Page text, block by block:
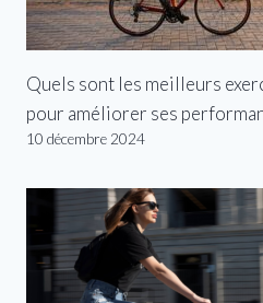
Quels sont les meilleurs
pour améliorer ses
10 décembre 2024